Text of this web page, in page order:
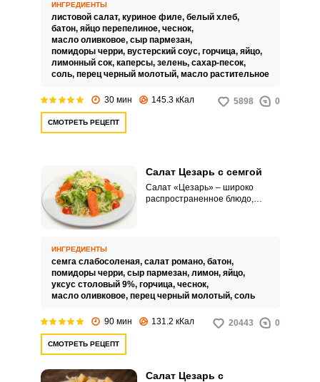
практически в любом ресторане.
Каждый повар готовит салат по
своему фирменному рецепту.
ИНГРЕДИЕНТЫ
листовой салат, куриное филе, белый хлеб,
батон, яйцо перепелиное, чеснок,
масло оливковое, сыр пармезан,
помидоры черри, вустерский соус, горчица, яйцо,
лимонный сок, каперсы, зелень, сахар-песок,
соль, перец черный молотый, масло растительное
30 мин 145.3 кКал 5898 0
СМОТРЕТЬ РЕЦЕПТ
Салат Цезарь с семгой
Салат «Цезарь» – широко
распространенное блюдо,
ИНГРЕДИЕНТЫ
семга слабосоленая, салат романо, батон,
помидоры черри, сыр пармезан, лимон, яйцо,
уксус столовый 9%, горчица, чеснок,
масло оливковое, перец черный молотый, соль
90 мин 131.2 кКал 20443 0
СМОТРЕТЬ РЕЦЕПТ
Салат Цезарь с